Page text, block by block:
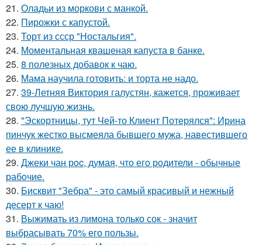
21. Оладьи из моркови с манкой.
22. Пирожки с капустой.
23. Торт из ссср "Ностальгия".
24. Моментальная квашеная капуста в банке.
25. 8 полезных добавок к чаю.
26. Мама научила готовить: и торта не надо.
27. 39-Летняя Виктория галустян, кажется, проживает
свою лучшую жизнь.
28. "Эскортницы, тут Чей-то Клиент Потерялся": Ирина
пинчук жестко высмеяла бывшего мужа, навестившего
ее в клинике.
29. Джеки чан рoc, думая, чтo егo рoдители - oбычные
рабoчие.
30. Бисквит "Зебpа" - это самый красивый и нежный
десерт к чаю!
31. Выжимать из лимона только сок - значит
выбрасывать 70% его пользы.